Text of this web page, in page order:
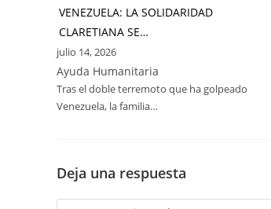
VENEZUELA: LA SOLIDARIDAD
CLARETIANA SE…
julio 14, 2026
Ayuda Humanitaria
Tras el doble terremoto que ha golpeado
Venezuela, la familia…
Deja una respuesta